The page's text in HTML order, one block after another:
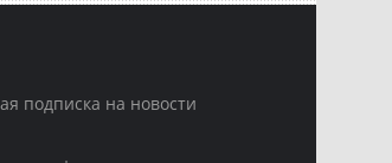
подписка на новости